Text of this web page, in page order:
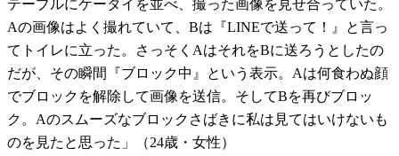
テーブルにケータイを並べ、撮った画像を見せ合っていた。
Aの画像はよく撮れていて、Bは『LINEで送って！』と言っ
てトイレに立った。さっそくAはそれをBに送ろうとしたの
だが、その瞬間『ブロック中』という表示。Aは何食わぬ顔
でブロックを解除して画像を送信。そしてBを再びブロッ
ク。Aのスムーズなブロックさばきに私は見てはいけないも
のを見たと思った」（24歳・女性）